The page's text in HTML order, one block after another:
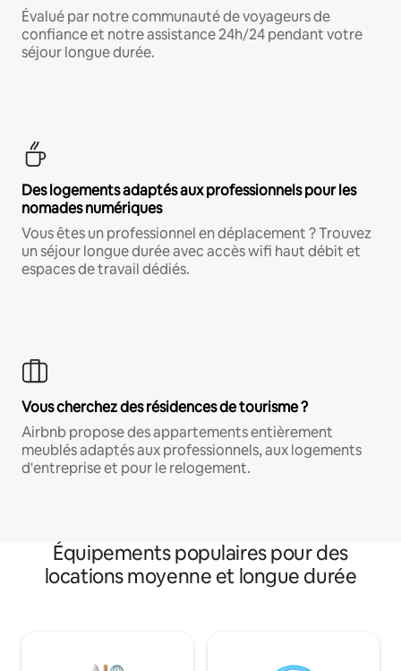
Évalué par notre communauté de voyageurs de
confiance et notre assistance 24h/24 pendant votre
séjour longue durée.
Des logements adaptés aux professionnels pour les
nomades numériques
Vous êtes un professionnel en déplacement ? Trouvez
un séjour longue durée avec accès wifi haut débit et
espaces de travail dédiés.
Vous cherchez des résidences de tourisme ?
Airbnb propose des appartements entièrement
meublés adaptés aux professionnels, aux logements
d'entreprise et pour le relogement.
Équipements populaires pour des
locations moyenne et longue durée